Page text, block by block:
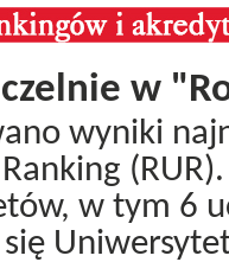
w
wyniki
w tym 6
się